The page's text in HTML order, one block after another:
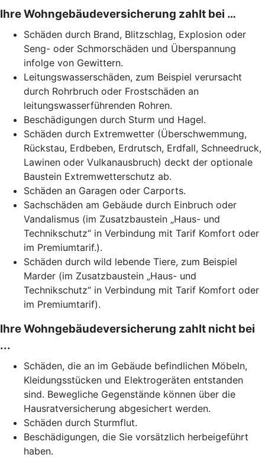
Ihre Wohngebäudeversicherung zahlt bei …
Schäden durch Brand, Blitzschlag, Explosion oder
Seng- oder Schmorschäden und Überspannung
infolge von Gewittern.
Leitungswasserschäden, zum Beispiel verursacht
durch Rohrbruch oder Frostschäden an
leitungswasserführenden Rohren.
Beschädigungen durch Sturm und Hagel.
Schäden durch Extremwetter (Überschwemmung,
Rückstau, Erdbeben, Erdrutsch, Erdfall, Schneedruck,
Lawinen oder Vulkanausbruch) deckt der optionale
Baustein Extremwetterschutz ab.
Schäden an Garagen oder Carports.
Sachschäden am Gebäude durch Einbruch oder
Vandalismus (im Zusatzbaustein „Haus- und
Technikschutz“ in Verbindung mit Tarif Komfort oder
im Premiumtarif.).
Schäden durch wild lebende Tiere, zum Beispiel
Marder (im Zusatzbaustein „Haus- und
Technikschutz“ in Verbindung mit Tarif Komfort oder
im Premiumtarif).
Ihre Wohngebäudeversicherung zahlt nicht bei
...
Schäden, die an im Gebäude befindlichen Möbeln,
Kleidungsstücken und Elektrogeräten entstanden
sind. Bewegliche Gegenstände können über die
Hausratversicherung abgesichert werden.
Schäden durch Sturmflut.
Beschädigungen, die Sie vorsätzlich herbeigeführt
haben.